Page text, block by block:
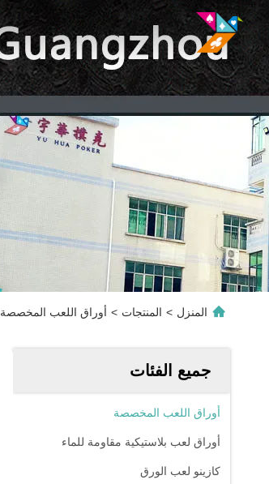
المنزل > المنتجات > أوراق اللعب المخصصة
جميع الفئات
أوراق اللعب المخصصة
أوراق لعب بلاستيكية مقاومة للماء
كازينو لعب الورق